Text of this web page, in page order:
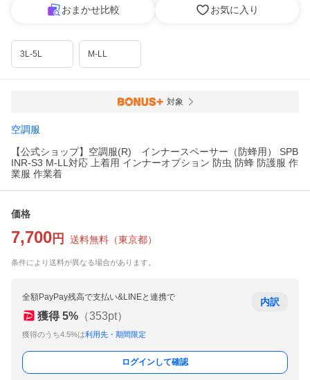
おまかせ比較 お気に入り
3L-5L M-LL
対象
空調服
【公式ショップ】空調服(R) インナースペーサー（防蜂用） SPB
INR-S3 M-LL対応 上着用 インナーオプション 防虫 防蜂 防護服 作
業服 作業着
価格
7,700 円 送料無料 （東京都）
条件により送料が異なる場合があります。
全額PayPay残高で支払い&LINEと連携で
獲得 5% （353pt）
獲得のうち4.5%は利用先・期間限定
内訳
ログインして確認